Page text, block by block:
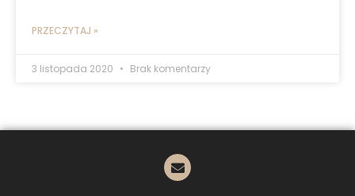
PRZECZYTAJ »
3 listopada 2020 Brak komentarzy